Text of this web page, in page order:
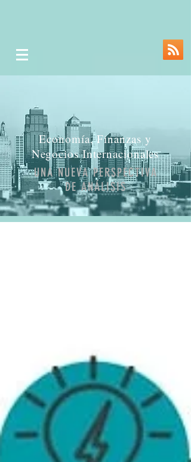
Economía, Finanzas y
Negocios Internacionales
UNA NUEVA PERSPECTIVA
DE ANÁLISIS